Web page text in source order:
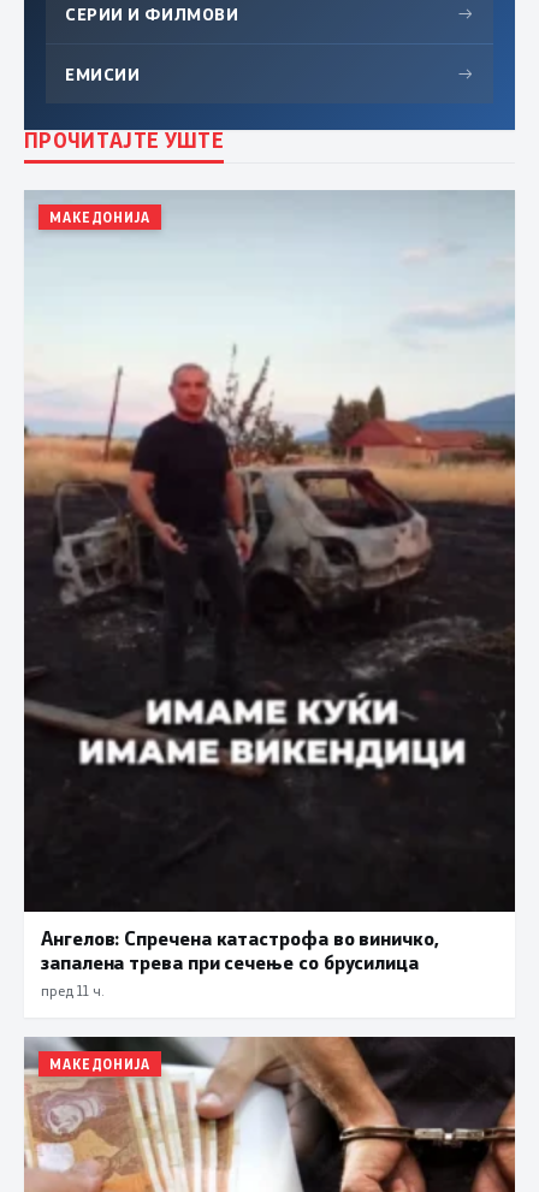
СЕРИИ И ФИЛМОВИ →
ЕМИСИИ →
ПРОЧИТАЈТЕ УШТЕ
МАКЕДОНИЈА
Ангелов: Спречена катастрофа во виничко,
запалена трева при сечење со брусилица
пред 11 ч.
МАКЕДОНИЈА